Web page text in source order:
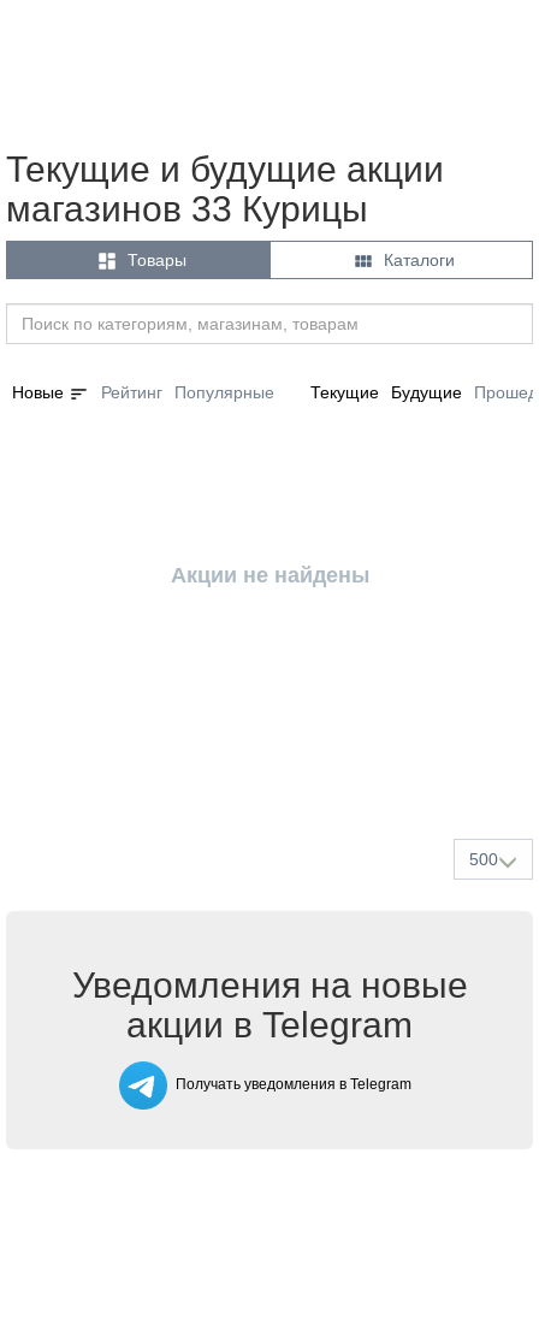
Текущие и будущие акции
магазинов 33 Курицы
 Товары  Каталоги
Новые sort Рейтинг Популярные Текущие Будущие
Акции не найдены
500
Уведомления на новые
акции в Telegram
Получать уведомления в Telegram